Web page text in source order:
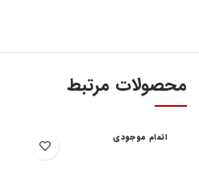
محصولات مرتبط
اتمام موجودی